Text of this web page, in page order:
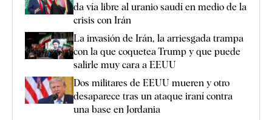
da vía libre al uranio saudí en medio de la
crisis con Irán
La invasión de Irán, la arriesgada trampa
con la que coquetea Trump y que puede
salirle muy cara a EEUU
Dos militares de EEUU mueren y otro
desaparece tras un ataque iraní contra
una base en Jordania